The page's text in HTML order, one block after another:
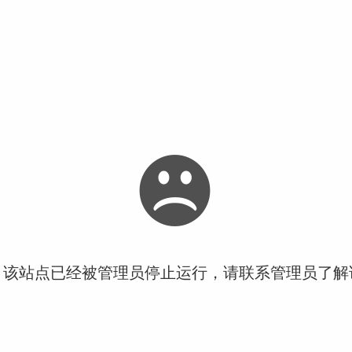
站点已经被管理员停止运行，请联系管理员了